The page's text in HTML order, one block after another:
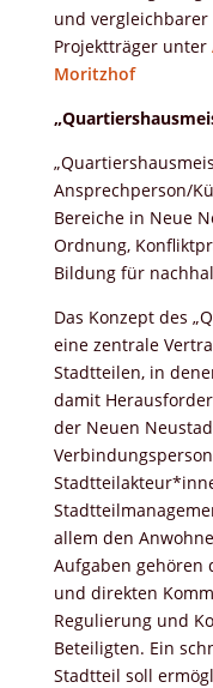
und vergleichbarer
Projektträger unter
Moritzhof
Ansprechperson/
Bereiche in Neue
Ordnung,
Bildung für
Das Konzept des
eine zentrale
Stadtteilen, in
damit
der Neuen
allem den
Aufgaben gehören
und direkten
Regulierung und
Beteiligten. Ein
Stadtteil soll